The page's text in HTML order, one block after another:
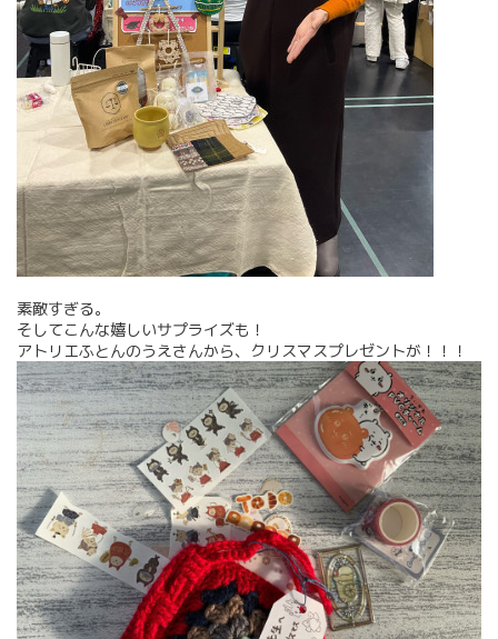
素敵すぎる。
そしてこんな嬉しいサプライズも！
アトリエふとんのうえさんから、クリスマスプレゼントが！！！